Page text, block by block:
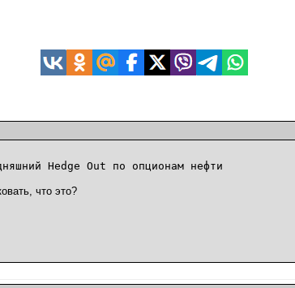
Hedge Out по опционам нефти
что это?